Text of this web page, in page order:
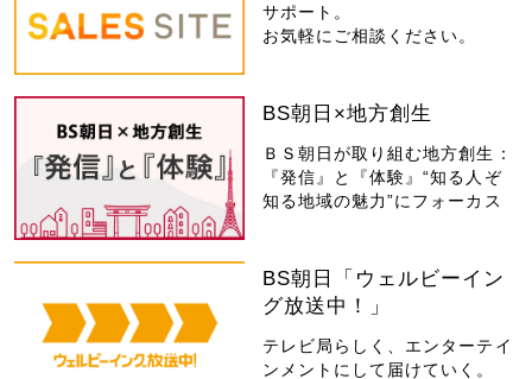
サポート。
お気軽にご相談ください。
BS朝日×地方創生
ＢＳ朝日が取り組む地方創生：
『発信』と『体験』“知る人ぞ
知る地域の魅力”にフォーカス
BS朝日「ウェルビーイン
グ放送中！」
テレビ局らしく、エンターテイ
ンメントにして届けていく。